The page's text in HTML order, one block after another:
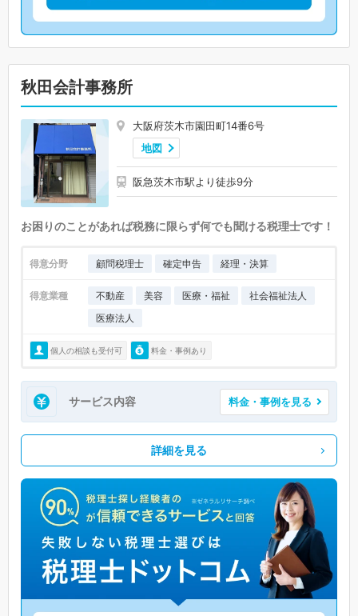
秋田会計事務所
大阪府茨木市園田町14番6号
地図
阪急茨木市駅より徒歩9分
お困りのことがあれば税務に限らず何でも聞ける税理士です！
得意分野 顧問税理士 確定申告 経理・決算
得意業種 不動産 美容 医療・福祉
社会福祉法人
医療法人
個人の相談も受付可 料金・事例あり
サービス内容 料金・事例を見る
詳細を見る